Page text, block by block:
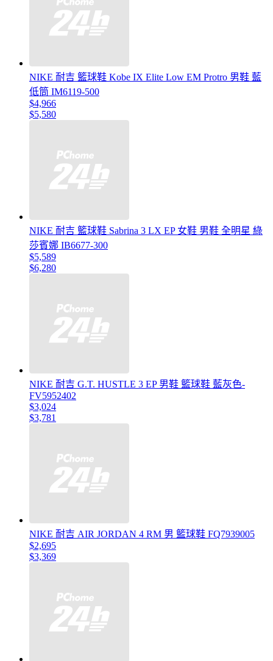
NIKE 耐吉 籃球鞋 Kobe IX Elite Low EM Protro 男鞋 藍
低筒 IM6119-500
$4,966
$5,580
NIKE 耐吉 籃球鞋 Sabrina 3 LX EP 女鞋 男鞋 全明星 綠
莎賓娜 IB6677-300
$5,589
$6,280
NIKE 耐吉 G.T. HUSTLE 3 EP 男鞋 籃球鞋 藍灰色-
FV5952402
$3,024
$3,781
NIKE 耐吉 AIR JORDAN 4 RM 男 籃球鞋 FQ7939005
$2,695
$3,369